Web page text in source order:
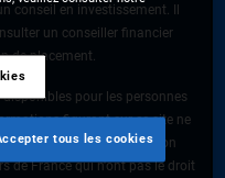
conseil en investissement. Il
un conseiller financier
de placement.
pour les personnes
figurant sur ce site ne
services ni une sollicitation
de France qui n'ont pas le droit
tous les cookies